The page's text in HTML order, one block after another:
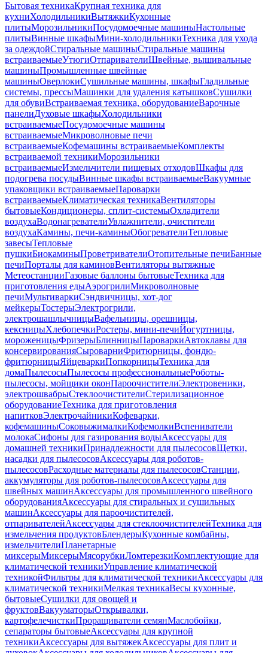
Бытовая техникаКрупная техника для
кухниХолодильникиВытяжкиКухонные
плитыМорозильникиПосудомоечные машиныНастольные
плитыВинные шкафыМини-холодильникиТехника для ухода
за одеждойСтиральные машиныСтиральные машины
встраиваемыеУтюгиОтпаривателиШвейные, вышивальные
машиныПромышленные швейные
машиныОверлокиСушильные машины, шкафыГладильные
системы, прессыМашинки для удаления катышковСушилки
для обувиВстраиваемая техника, оборудованиеВарочные
панелиДуховые шкафыХолодильники
встраиваемыеПосудомоечные машины
встраиваемыеМикроволновые печи
встраиваемыеКофемашины встраиваемыеКомплекты
встраиваемой техникиМорозильники
встраиваемыеИзмельчители пищевых отходовШкафы для
подогрева посудыВинные шкафы встраиваемыеВакуумные
упаковщики встраиваемыеПароварки
встраиваемыеКлиматическая техникаВентиляторы
бытовыеКондиционеры, сплит-системыОхладители
воздухаВодонагревателиУвлажнители, очистители
воздухаКамины, печи-каминыОбогревателиТепловые
завесыТепловые
пушкиБиокаминыПроветривателиОтопительные печиБанные
печиПорталы для каминовВентиляторы вытяжные
МетеостанцииГазовые баллоны бытовыеТехника для
приготовления едыАэрогрилиМикроволновые
печиМультиваркиСэндвичницы, хот-дог
мейкерыТостерыЭлектрогрили,
электрошашлычницыВафельницы, орешницы,
кексницыХлебопечкиРостеры, мини-печиЙогуртницы,
мороженицыФризерыБлинницыПароваркиАвтоклавы для
консервированияСыроварниФритюрницы, фондю-
фритюрницыЯйцеваркиПопкорницыТехника для
домаПылесосыПылесосы профессиональныеРоботы-
пылесосы, мойщики оконПароочистителиЭлектровеники,
электрошвабрыСтеклоочистителиСтерилизационное
оборудованиеТехника для приготовления
напитковЭлектрочайникиКофеварки,
кофемашиныСоковыжималкиКофемолкиВспениватели
молокаСифоны для газирования водыАксессуары для
домашней техникиПринадлежности для пылесосовЩетки,
насадки для пылесосовАксессуары для роботов-
пылесосовРасходные материалы для пылесосовСтанции,
аккумуляторы для роботов-пылесосовАксессуары для
швейных машинАксессуары для промышленного швейного
оборудованияАксессуары для стиральных и сушильных
машинАксессуары для пароочистителей,
отпаривателейАксессуары для стеклоочистителейТехника для
измельчения продуктовБлендерыКухонные комбайны,
измельчителиПланетарные
миксерыМиксерыМясорубкиЛомтерезкиКомплектующие для
климатической техникиУправление климатической
техникойФильтры для климатической техникиАксессуары для
климатической техникиМелкая техникаВесы кухонные,
бытовыеСушилки для овощей и
фруктовВакууматорыОткрывалки,
картофелечисткиПроращиватели семянМаслобойки,
сепараторы бытовыеАксессуары для крупной
техникиАксессуары для вытяжекАксессуары для плит и